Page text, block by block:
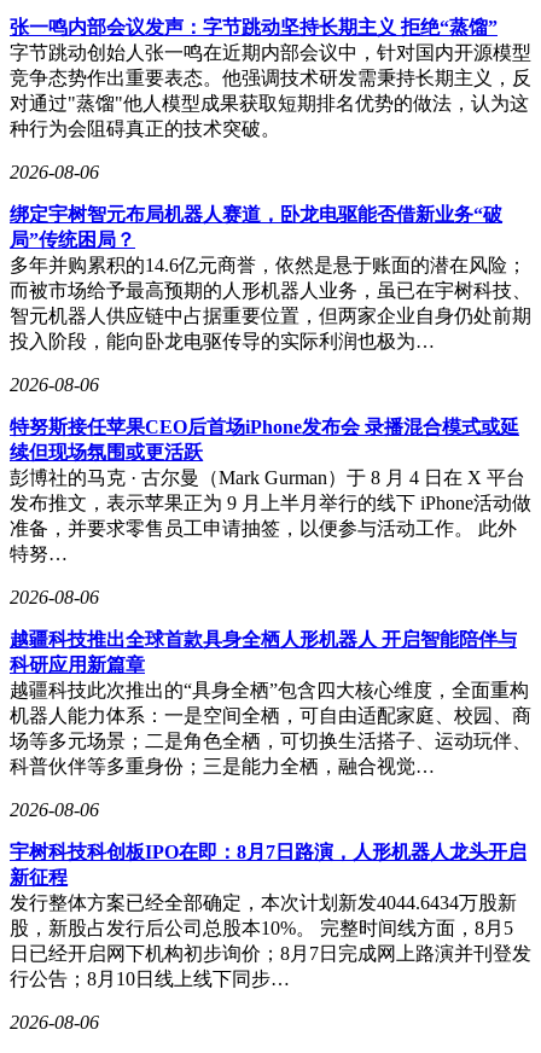
张一鸣内部会议发声：字节跳动坚持长期主义 拒绝“蒸馏”
字节跳动创始人张一鸣在近期内部会议中，针对国内开源模型
竞争态势作出重要表态。他强调技术研发需秉持长期主义，反
对通过"蒸馏"他人模型成果获取短期排名优势的做法，认为这
种行为会阻碍真正的技术突破。
2026-08-06
绑定宇树智元布局机器人赛道，卧龙电驱能否借新业务“破
局”传统困局？
多年并购累积的14.6亿元商誉，依然是悬于账面的潜在风险；
而被市场给予最高预期的人形机器人业务，虽已在宇树科技、
智元机器人供应链中占据重要位置，但两家企业自身仍处前期
投入阶段，能向卧龙电驱传导的实际利润也极为…
2026-08-06
特努斯接任苹果CEO后首场iPhone发布会 录播混合模式或延
续但现场氛围或更活跃
彭博社的马克 · 古尔曼（Mark Gurman）于 8 月 4 日在 X 平台
发布推文，表示苹果正为 9 月上半月举行的线下 iPhone活动做
准备，并要求零售员工申请抽签，以便参与活动工作。 此外
特努…
2026-08-06
越疆科技推出全球首款具身全栖人形机器人 开启智能陪伴与
科研应用新篇章
越疆科技此次推出的“具身全栖”包含四大核心维度，全面重构
机器人能力体系：一是空间全栖，可自由适配家庭、校园、商
场等多元场景；二是角色全栖，可切换生活搭子、运动玩伴、
科普伙伴等多重身份；三是能力全栖，融合视觉…
2026-08-06
宇树科技科创板IPO在即：8月7日路演，人形机器人龙头开启
新征程
发行整体方案已经全部确定，本次计划新发4044.6434万股新
股，新股占发行后公司总股本10%。 完整时间线方面，8月5
日已经开启网下机构初步询价；8月7日完成网上路演并刊登发
行公告；8月10日线上线下同步…
2026-08-06